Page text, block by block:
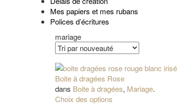
Mes papiers et mes rubans
Polices d’écritures
mariage
Boite à dragées Rose
dans Boite à dragées, Mariage.
Choix des options